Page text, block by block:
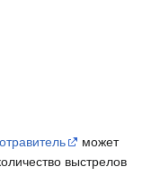
может
выстрелов